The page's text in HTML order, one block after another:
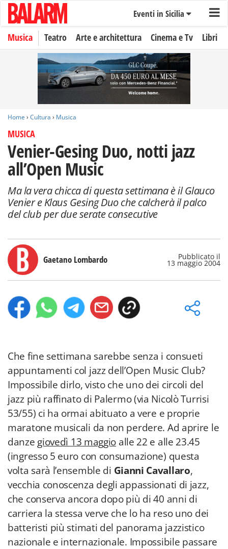
Eventi in Sicilia
Musica Teatro Arte e architettura Cinema e Tv Libri
Home › Cultura › Musica
MUSICA
Venier-Gesing Duo, notti jazz
all’Open Music
Ma la vera chicca di questa settimana è il Glauco
Venier e Klaus Gesing Duo che calcherà il palco
del club per due serate consecutive
Gaetano Lombardo Pubblicato il
13 maggio 2004
Che fine settimana sarebbe senza i consueti
appuntamenti col jazz dell’Open Music Club?
Impossibile dirlo, visto che uno dei circoli del
jazz più raffinato di Palermo (via Nicolò Turrisi
53/55) ci ha ormai abituato a vere e proprie
maratone musicali da non perdere. Ad aprire le
danze giovedì 13 maggio alle 22 e alle 23.45
(ingresso 5 euro con consumazione) questa
volta sarà l’ensemble di Gianni Cavallaro,
vecchia conoscenza degli appassionati di jazz,
che conserva ancora dopo più di 40 anni di
carriera la stessa verve che lo ha reso uno dei
batteristi più stimati del panorama jazzistico
nazionale e internazionale. Impossibile passare